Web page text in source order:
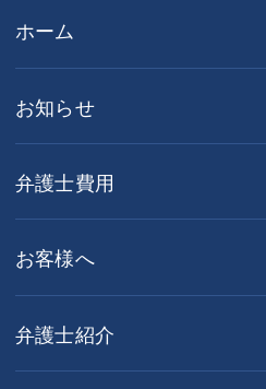
ホーム
お知らせ
弁護士費用
お客様へ
弁護士紹介